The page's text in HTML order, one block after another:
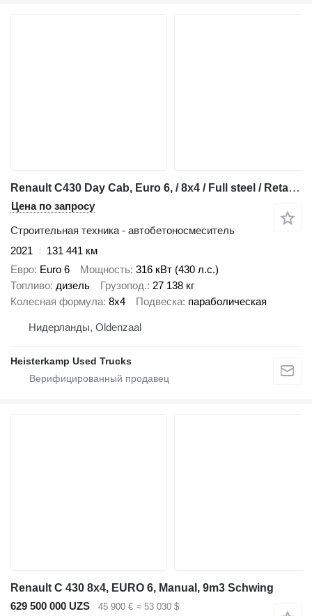
Renault C430 Day Cab, Euro 6, / 8x4 / Full steel / Retarder / 9m3 Stette
Цена по запросу
Строительная техника - автобетоносмеситель
2021
131 441 км
Евро Euro 6 Мощность 316 кВт (430 л.с.)
Топливо дизель Грузопод. 27 138 кг
Колесная формула 8x4 Подвеска параболическая
Нидерланды, Oldenzaal
Heisterkamp Used Trucks
Renault C 430 8x4, EURO 6, Manual, 9m3 Schwing
629 500 000 UZS
45 900 € ≈ 53 030 $